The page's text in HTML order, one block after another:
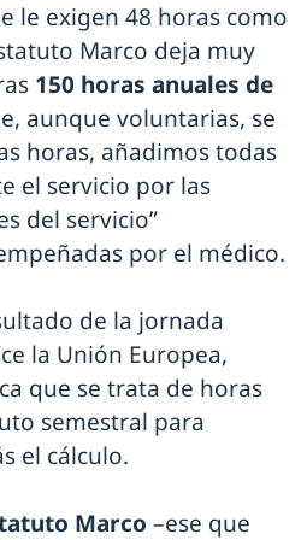
le exigen 48 horas como
Marco deja muy
150 horas anuales de
aunque voluntarias, se
horas, añadimos todas
el servicio por las
del servicio”
por el médico.
de la jornada
la Unión Europea,
que se trata de horas
semestral para
el cálculo.
Marco –ese que